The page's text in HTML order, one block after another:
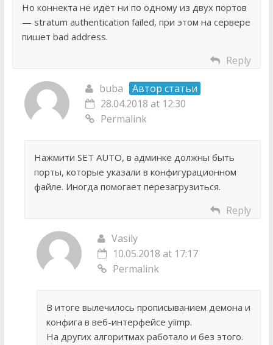
Но коннекта не идёт ни по одному из двух портов
— stratum authentication failed, при этом на сервере
пишет bad address.
Reply
buba
Автор статьи
28.04.2018 at 12:30
Permalink
Нажмити SET AUTO, в админке должны быть
порты, которые указали в конфигурационном
файле. Иногда помогает перезагрузиться.
Reply
Vasily
10.05.2018 at 17:17
Permalink
В итоге вылечилось прописыванием демона и
конфига в веб-интерфейсе yiimp.
На других алгоритмах работало и без этого.